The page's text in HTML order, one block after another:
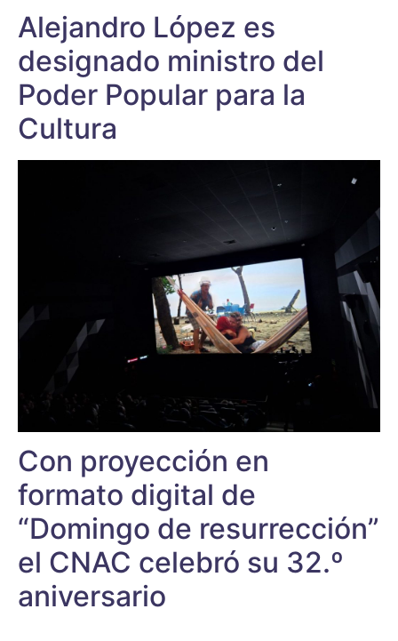
Alejandro López es
designado ministro del
Poder Popular para la
Cultura
Con proyección en
formato digital de
“Domingo de resurrección”
el CNAC celebró su 32.º
aniversario